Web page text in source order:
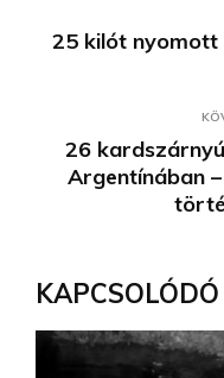
25 kilót nyomott
26
Argentínában
KAPCSOLÓDÓ